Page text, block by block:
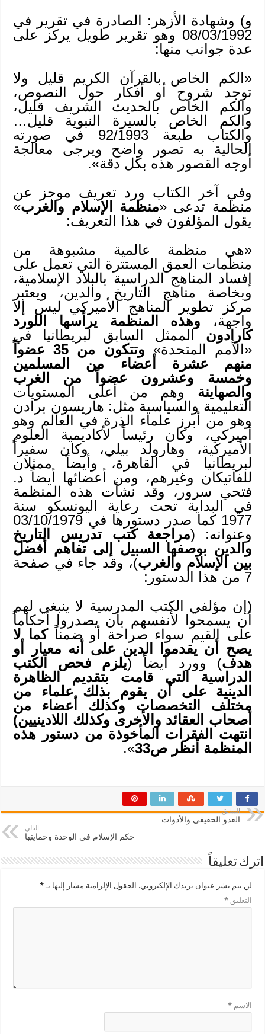
و) وشهادة الأزهر: الصادرة في تقرير في
08/03/1992 وهو تقرير طويل يركز على
عدة جوانب منها:
«الكم الخاص بالقرآن الكريم قليل ولا
توجد شروح أو أفكار حول النصوص،
والكم الخاص بالحديث الشريف قليل،
والكم الخاص بالسيرة النبوية قليل…
والكتاب طبعة 92/1993 في صورته
الحالية به تصور واضح ويرجى معالجة
أوجه القصور هذه بكل دقة».
وفي آخر الكتاب ورد تعريف موجز عن
منظمة تدعى «منظمة الإسلام والغرب»
يقول المؤلفون في هذا التعريف:
«هي منظمة عالمية مشبوهة من
منظمات العمق المستترة التي تعمل على
إفساد المناهج الدراسية بالبلاد الإسلامية،
وبخاصة مناهج التاريخ والدين، ويعتبر
مركز تطوير المناهج الأميركي ليس إلا
واجهة، وهذه المنظمة يرأسها اللورد
كارادون الممثل السابق لبريطانيا في
«الأمم المتحدة»
وتتكون من 35 عضواً
منهم عشرة أعضاء من المسلمين
وخمسة وعشرون عضواً من الغرب
والصهاينة وهم من أعلى المستويات
التعليمية والسياسية مثل: هاريسون برادن
وهو من أبرز علماء الذرة في العالم وهو
أميركي، وكان رئيساً لأكاديمية العلوم
الأميركية، وهارولد بيلي، وكان سفيراً
لبريطانيا في القاهرة، وأيضاً ممثلان
للفاتيكان وغيرهم، ومن أعضائها أيضاً د.
فتحي سرور، وقد نشأت هذه المنظمة
في البداية تحت رعاية اليونسكو سنة
1977 كما صدر دستورها في 03/10/1979
وعنوانه: (مراجعة كتب تدريس التاريخ
والدين بوصفها السبيل إلى تفاهم أفضل
بين الإسلام والغرب)، وقد جاء في صفحة
7 من هذا الدستور:
(إن مؤلفي الكتب المدرسية لا ينبغي لهم
أن يسمحوا لأنفسهم بأن يصدروا أحكاماً
على القيم سواء صراحة أو ضمناًكما لا
يصح أن يقدموا الدين على أنه معيار أو
هدف) وورد أيضاً (يلزم فحص الكتب
الدراسية التي قامت بتقديم الظاهرة
الدينية على أن يقوم بذلك علماء من
مختلف التخصصات وكذلك أعضاء من
أصحاب العقائد والأخرى وكذلك اللادينيين)
انتهت الفقرات المأخوذة من دستور هذه
المنظمة أنظر ص33
».
السابق
العدو الحقيقي والأدوات
التالي
حكم الإسلام في الوحدة وحمايتها
اترك تعليقاً
لن يتم نشر عنوان بريدك الإلكتروني. الحقول الإلزامية مشار إليها بـ*
التعليق*
الاسم*